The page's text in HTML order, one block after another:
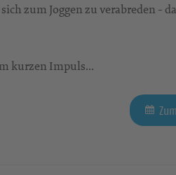
zum Joggen zu verabreden -
kurzen Impuls...